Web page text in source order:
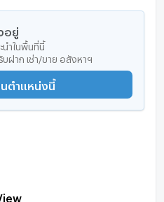
อยู่
นำในพื้นที่นี้
บฝาก เช่า/ขาย อสังหาฯ
นตำแหน่งนี้